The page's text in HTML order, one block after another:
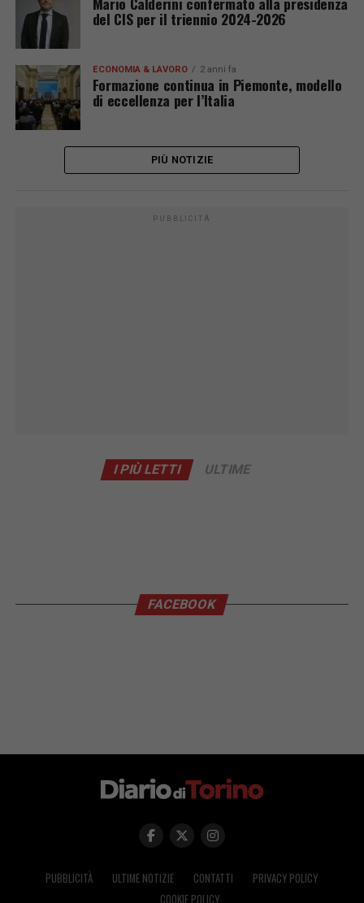
del CIS per il triennio 2024-2026
ECONOMIA & LAVORO 2 anni fa
Formazione continua in Piemonte, modello
di eccellenza per l’Italia
PIÙ NOTIZIE
PUBBLICITÀ
I PIÙ LETTI ULTIME
FACEBOOK
PUBBLICITÀ ULTIME NOTIZIE CONTATTI
PRIVACY POLICY
COOKIE POLICY